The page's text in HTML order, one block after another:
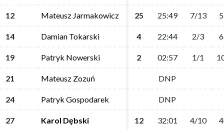
12 Mateusz Jarmakowicz 25 25:49 7/13
14 Damian Tokarski 4 22:44 2/3
19 Patryk Nowerski 2 02:57 1/1
21 Mateusz Zozuń DNP
24 Patryk Gospodarek DNP
27 Karol Dębski 12 32:01 4/10
12 Mateusz Jarmakowicz 25 25:49 7/13
14 Damian Tokarski 4 22:44 2/3
19 Patryk Nowerski 2 02:57 1/1
21 Mateusz Zozuń DNP
24 Patryk Gospodarek DNP
27 Karol Dębski 12 32:01 4/10